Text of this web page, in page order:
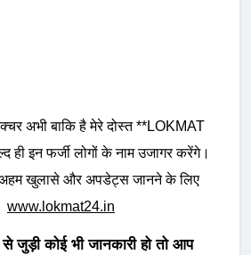
अभी बाकि है मेरे दोस्त **LOKMAT
इन फर्जी लोगों के नाम उजागर करेंगे।
खुलासे और अपडेट्स जानने के लिए
www.lokmat24.in
जुड़ी कोई भी जानकारी हो तो आप